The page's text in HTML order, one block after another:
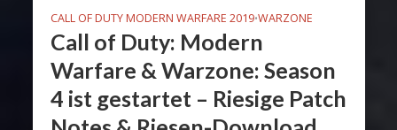
CALL OF DUTY MODERN WARFARE 2019•WARZONE
Call of Duty: Modern
Warfare & Warzone: Season
4 ist gestartet – Riesige Patch